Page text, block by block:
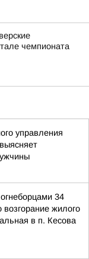
чемпионата
управления
34
жилого
в п. Кесова